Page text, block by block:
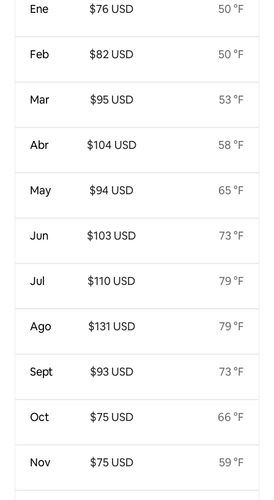
Ene
Feb
Mar
Abr
May
Jun
Jul
Ago
Sept
Oct
Nov
$76 USD
$82 USD
$95 USD
$104 USD
$94 USD
$103 USD
$110 USD
$131 USD
$93 USD
$75 USD
$75 USD
50 °F
50 °F
53 °F
58 °F
65 °F
73 °F
79 °F
79 °F
73 °F
66 °F
59 °F